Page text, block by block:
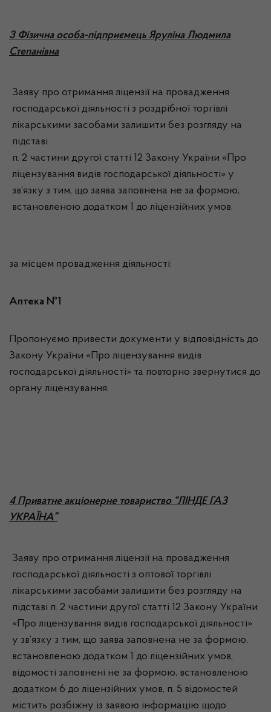
3 Фізична особа-підприємець Яруліна Людмила
Степанівна
Заяву про отримання ліцензії на провадження
господарської діяльності з роздрібної торгівлі
лікарськими засобами залишити без розгляду на
підставі
п. 2 частини другої статті 12 Закону України «Про
ліцензування видів господарської діяльності» у
зв’язку з тим, що заява заповнена не за формою,
встановленою додатком 1 до ліцензійних умов.
за місцем провадження діяльності:
Аптека №1
Пропонуємо привести документи у відповідність до
Закону України «Про ліцензування видів
господарської діяльності» та повторно звернутися до
органу ліцензування.
4 Приватне акціонерне товариство “ЛІНДЕ ГАЗ
УКРАЇНА”
Заяву про отримання ліцензії на провадження
господарської діяльності з оптової торгівлі
лікарськими засобами залишити без розгляду на
підставі п. 2 частини другої статті 12 Закону України
«Про ліцензування видів господарської діяльності»
у зв’язку з тим, що заява заповнена не за формою,
встановленою додатком 1 до ліцензійних умов,
відомості заповнені не за формою, встановленою
додатком 6 до ліцензійних умов, п. 5 відомостей
містить розбіжну із заявою інформацію щодо